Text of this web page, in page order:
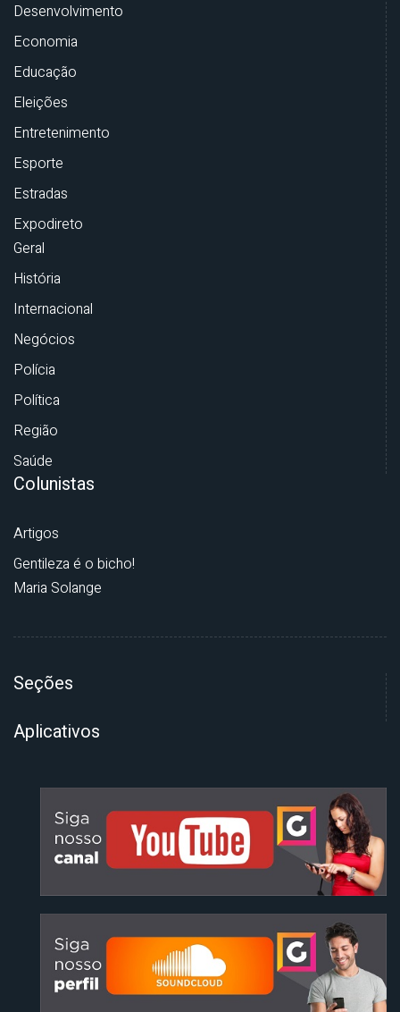
Desenvolvimento
Economia
Educação
Eleições
Entretenimento
Esporte
Estradas
Expodireto
Geral
História
Internacional
Negócios
Polícia
Política
Região
Saúde
Colunistas
Artigos
Gentileza é o bicho!
Maria Solange
Seções
Aplicativos